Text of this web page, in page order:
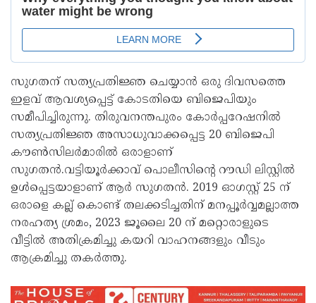
സുഗതന് സത്യപ്രതിജ്ഞ ചെയ്യാൻ ഒരു ദിവസത്തെ
ഇളവ് ആവശ്യപ്പെട്ട് കോടതിയെ ബിജെപിയും
സമീപിച്ചിരുന്നു. തിരുവനന്തപുരം കോർപ്പറേഷനിൽ
സത്യപ്രതിജ്ഞ അസാധുവാക്കപ്പെട്ട 20 ബിജെപി
കൗൺസിലർമാരിൽ ഒരാളാണ്
സുഗതൻ.വട്ടിയൂർക്കാവ് പൊലീസിൻ്റെ റൗഡി ലിസ്റ്റിൽ
ഉൾപ്പെട്ടയാളാണ് ആർ സുഗതൻ. 2019 ഓഗസ്റ്റ് 25 ന്
ഒരാളെ കല്ല് കൊണ്ട് തലക്കടിച്ചതിന് മനപ്പൂർവ്വമല്ലാത്ത
നരഹത്യ ശ്രമം, 2023 ജൂലൈ 20 ന് മറ്റൊരാളുടെ
വീട്ടിൽ അതിക്രമിച്ചു കയറി വാഹനങ്ങളും വീടും
ആക്രമിച്ചു തകർത്തു.